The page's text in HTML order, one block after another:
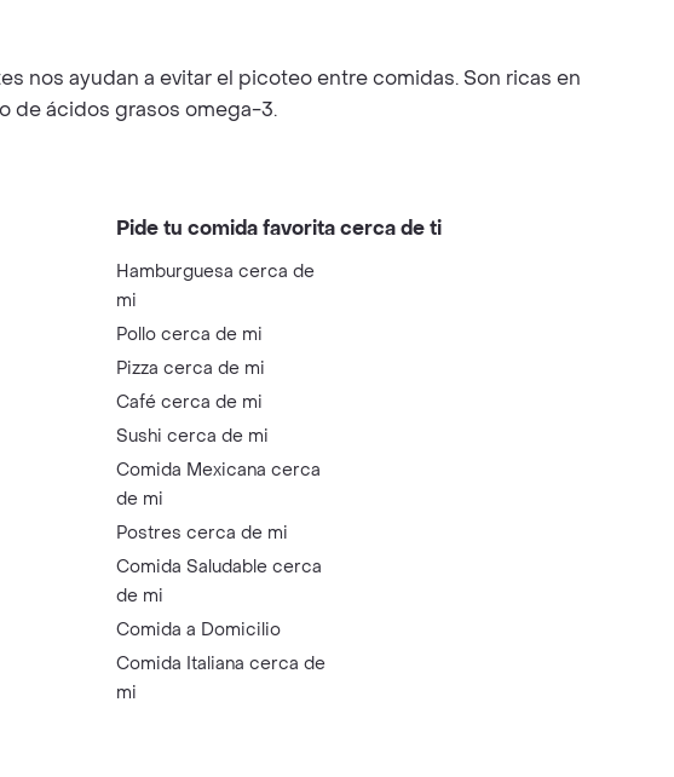
nos ayudan a evitar el picoteo entre comidas. Son ricas en
de ácidos grasos omega-3.
Pide tu comida favorita cerca de ti
Hamburguesa cerca de
mi
Pollo cerca de mi
Pizza cerca de mi
Café cerca de mi
Sushi cerca de mi
Comida Mexicana cerca
de mi
Postres cerca de mi
Comida Saludable cerca
de mi
Comida a Domicilio
Comida Italiana cerca de
mi